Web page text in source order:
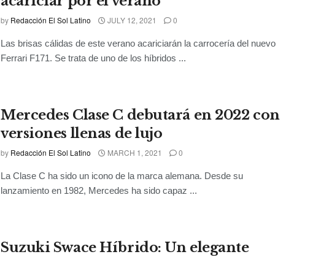
by Redacción El Sol Latino JULY 12, 2021 0
Las brisas cálidas de este verano acariciarán la carrocería del nuevo
Ferrari F171. Se trata de uno de los híbridos ...
Mercedes Clase C debutará en 2022 con
versiones llenas de lujo
by Redacción El Sol Latino MARCH 1, 2021 0
La Clase C ha sido un icono de la marca alemana. Desde su
lanzamiento en 1982, Mercedes ha sido capaz ...
Suzuki Swace Híbrido: Un elegante